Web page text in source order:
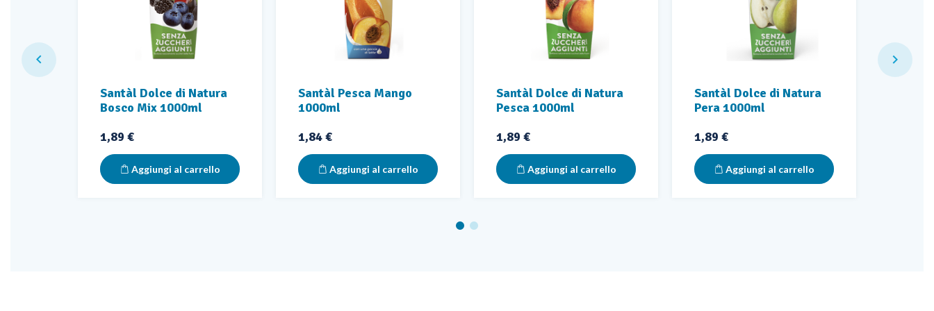

Santàl Dolce di Natura
Bosco Mix 1000ml
Prezzo
1,89 €
Aggiungi al carrello
Santàl Pesca Mango
1000ml
Prezzo
1,84 €
Aggiungi al carrello
Santàl Dolce di Natura
Pesca 1000ml
Prezzo
1,89 €
Aggiungi al carrello
Santàl Dolce di Natura
Pera 1000ml
Prezzo
1,89 €
Aggiungi al carrello
